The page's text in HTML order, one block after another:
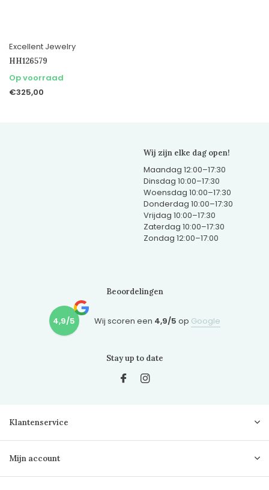
Excellent Jewelry
HH126579
Op voorraad
€325,00
Wij zijn elke dag open!
Maandag 12:00–17:30
Dinsdag 10:00–17:30
Woensdag 10:00–17:30
Donderdag 10:00–17:30
Vrijdag 10:00–17:30
Zaterdag 10:00–17:30
Zondag 12:00–17:00
Beoordelingen
4,9/5 Wij scoren een 4,9/5 op Google
Stay up to date
Klantenservice
Mijn account